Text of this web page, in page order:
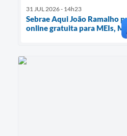
31 JUL 2026 - 14h23
Sebrae Aqui João Ramalho
online gratuita para MEIs,